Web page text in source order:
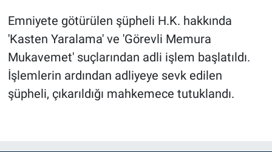
Emniyete götürülen şüpheli H.K. hakkında
'Kasten Yaralama' ve 'Görevli Memura
Mukavemet' suçlarından adli işlem başlatıldı.
İşlemlerin ardından adliyeye sevk edilen
şüpheli, çıkarıldığı mahkemece tutuklandı.